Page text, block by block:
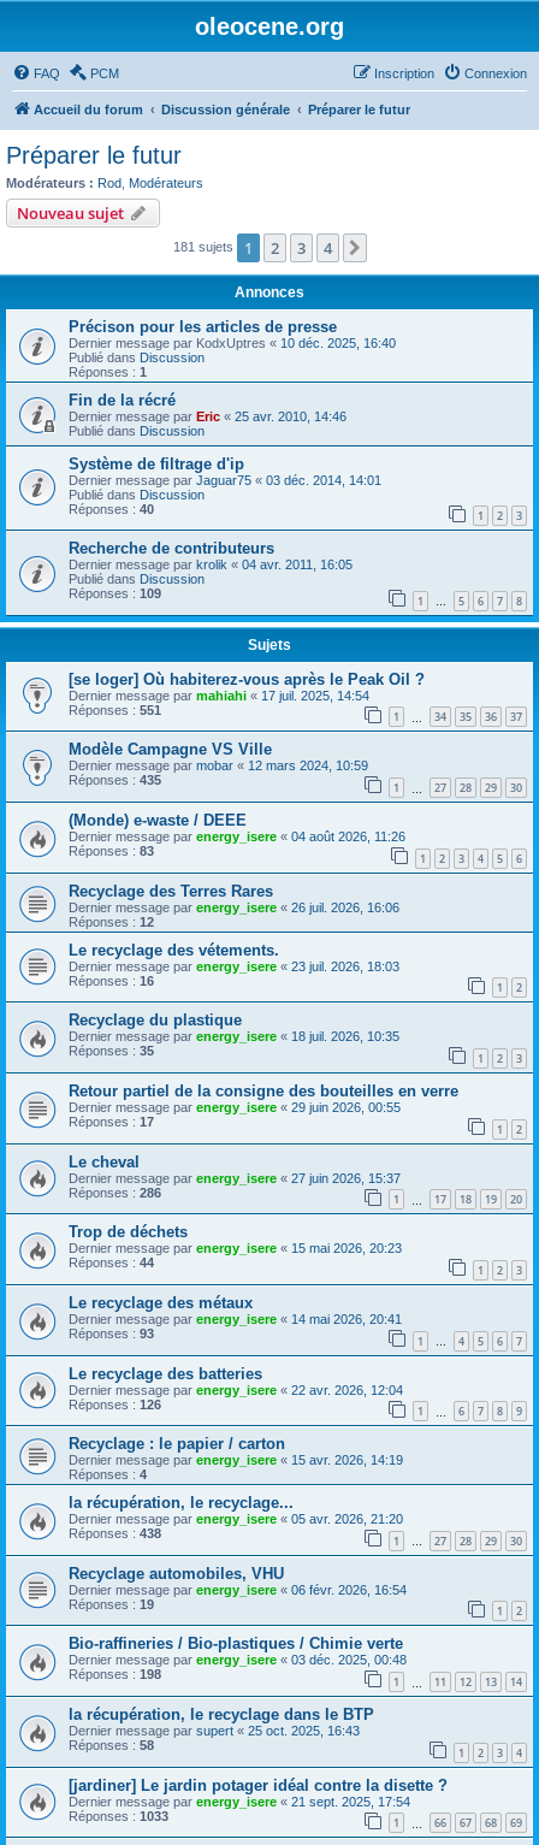
oleocene.org
FAQ PCM Connexion
Inscription
Accueil du forum Discussion générale Préparer le futur
Préparer le futur
Modérateurs : Rod Modérateurs
Nouveau sujet
181 sujets 1 2 3 4
Annonces
Précison pour les articles de presse
Dernier message par KodxUptres « 10 déc. 2025, 16:40
Publié dans Discussion
Réponses : 1
Fin de la récré
Dernier message par Eric « 25 avr. 2010, 14:46
Publié dans Discussion
Système de filtrage d'ip
Dernier message par Jaguar75 « 03 déc. 2014, 14:01
Publié dans Discussion
Réponses : 40 1 2 3
Recherche de contributeurs
Dernier message par krolik « 04 avr. 2011, 16:05
Publié dans Discussion
Réponses : 109 1 … 5 6 7 8
Sujets
[se loger] Où habiterez-vous après le Peak Oil ?
Dernier message par mahiahi « 17 juil. 2025, 14:54
Réponses : 551 1 34 35 36 37
Modèle Campagne VS Ville
Dernier message par mobar « 12 mars 2024, 10:59
Réponses : 435 1 27 28 29 30
(Monde) e-waste / DEEE
Dernier message par energy_isere « 04 août 2026, 11:26
Réponses : 83 1 2 3 4 5 6
Recyclage des Terres Rares
Dernier message par energy_isere « 26 juil. 2026, 16:06
Réponses : 12
Le recyclage des vétements.
Dernier message par energy_isere « 23 juil. 2026, 18:03
Réponses : 16 1 2
Recyclage du plastique
Dernier message par energy_isere « 18 juil. 2026, 10:35
Réponses : 35 1 2 3
Retour partiel de la consigne des bouteilles en verre
Dernier message par energy_isere « 29 juin 2026, 00:55
Réponses : 17 1 2
Le cheval
Dernier message par energy_isere « 27 juin 2026, 15:37
Réponses : 286 1 17 18 19 20
Trop de déchets
Dernier message par energy_isere « 15 mai 2026, 20:23
Réponses : 44 1 2 3
Le recyclage des métaux
Dernier message par energy_isere « 14 mai 2026, 20:41
Réponses : 93 1 … 4 5 6 7
Le recyclage des batteries
Dernier message par energy_isere « 22 avr. 2026, 12:04
Réponses : 126 1 6 7 8 9
Recyclage : le papier / carton
Dernier message par energy_isere « 15 avr. 2026, 14:19
Réponses : 4
la récupération, le recyclage...
Dernier message par energy_isere « 05 avr. 2026, 21:20
Réponses : 438 1 … 27 28 29 30
Recyclage automobiles, VHU
Dernier message par energy_isere « 06 févr. 2026, 16:54
Réponses : 19 1 2
Bio-raffineries / Bio-plastiques / Chimie verte
Dernier message par energy_isere « 03 déc. 2025, 00:48
Réponses : 198 1 11 12 13 14
la récupération, le recyclage dans le BTP
Dernier message par supert « 25 oct. 2025, 16:43
Réponses : 58 1 2 3 4
[jardiner] Le jardin potager idéal contre la disette ?
Dernier message par energy_isere « 21 sept. 2025, 17:54
Réponses : 1033 1 66 67 68 69